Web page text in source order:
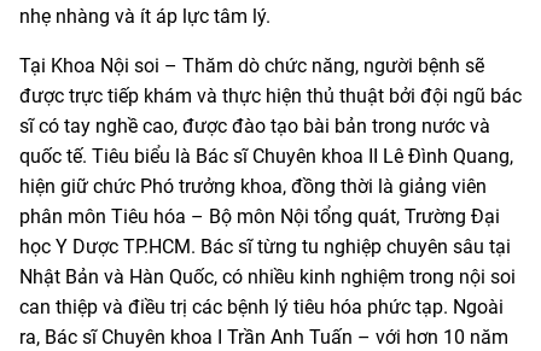
nhẹ nhàng và ít áp lực tâm lý.
Tại Khoa Nội soi – Thăm dò chức năng, người bệnh sẽ
được trực tiếp khám và thực hiện thủ thuật bởi đội ngũ bác
sĩ có tay nghề cao, được đào tạo bài bản trong nước và
quốc tế. Tiêu biểu là Bác sĩ Chuyên khoa II Lê Đình Quang,
hiện giữ chức Phó trưởng khoa, đồng thời là giảng viên
phân môn Tiêu hóa – Bộ môn Nội tổng quát, Trường Đại
học Y Dược TP.HCM. Bác sĩ từng tu nghiệp chuyên sâu tại
Nhật Bản và Hàn Quốc, có nhiều kinh nghiệm trong nội soi
can thiệp và điều trị các bệnh lý tiêu hóa phức tạp. Ngoài
ra, Bác sĩ Chuyên khoa I Trần Anh Tuấn – với hơn 10 năm